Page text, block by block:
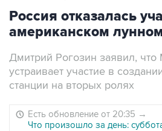
Россия отказалась
американском
Дмитрий Рогозин заявил, что
устраивает участие в
станции на вторых ролях
Есть обновление от 20:35 →
Что произошло за день: